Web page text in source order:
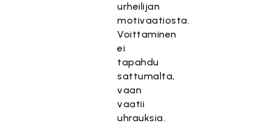
urheilijan
motivaatiosta.
Voittaminen
ei
tapahdu
sattumalta,
vaan
vaatii
uhrauksia.